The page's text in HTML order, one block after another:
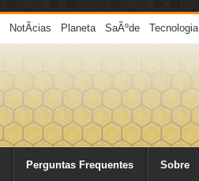
NotÃ­cias Planeta SaÃºde Tecnologia
Perguntas Frequentes Sobre